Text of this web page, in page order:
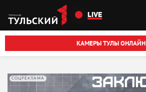
Перейти к основному содержанию
LIVE
КАМЕРЫ ТУЛЫ ОНЛАЙН
СОЦРЕКЛАМА